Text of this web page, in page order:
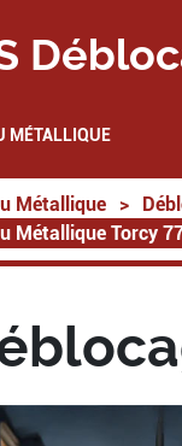
MÉTALLIQUE
Métallique >
Métallique Torcy